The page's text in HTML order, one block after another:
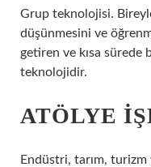
Grup teknolojisi.
düşünmesini ve
getiren ve kısa sürede
teknolojidir.
ATÖLYE
Endüstri, tarım,